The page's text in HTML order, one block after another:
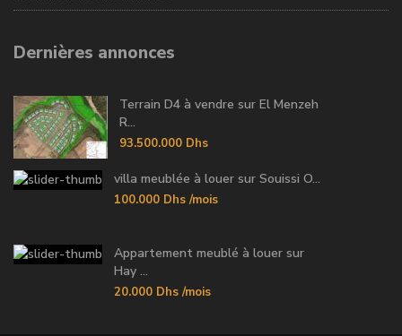
Dernières annonces
Terrain D4 à vendre sur El Menzeh
R...
93.500.000 Dhs
villa meublée à louer sur Souissi O...
100.000 Dhs /mois
Appartement meublé à louer sur
Hay ...
20.000 Dhs /mois